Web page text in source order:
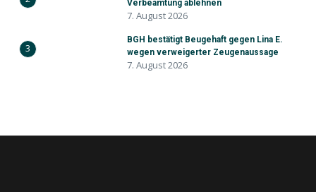
Verbeamtung ablehnen
7. August 2026
3
BGH bestätigt Beugehaft gegen Lina E.
wegen verweigerter Zeugenaussage
7. August 2026